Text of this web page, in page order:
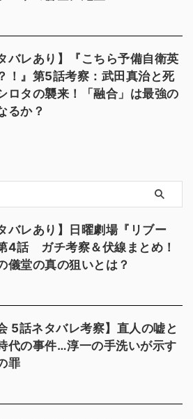
バレあり】『こちら予備自衛英
！』第5話考察：武田真治と死
ロタの襲来！「融合」は最強の
るか？
バレあり】日曜劇場『リブー
4話 ガチ考察＆伏線まとめ！
儀堂の真の狙いとは？
5話ネタバレ考察】直人の嘘と
代の事件…淳一の手洗いが示す
罪